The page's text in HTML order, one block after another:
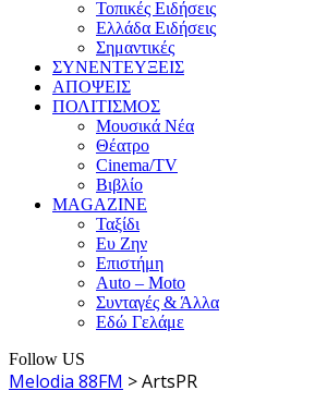
Τοπικές Ειδήσεις
Ελλάδα Ειδήσεις
Σημαντικές
ΣΥΝΕΝΤΕΥΞΕΙΣ
ΑΠΟΨΕΙΣ
ΠΟΛΙΤΙΣΜΟΣ
Μουσικά Νέα
Θέατρο
Cinema/TV
Βιβλίο
MAGAZINE
Ταξίδι
Ευ Ζην
Επιστήμη
Auto – Moto
Συνταγές & Άλλα
Εδώ Γελάμε
Follow US
Melodia 88FM >ArtsPR